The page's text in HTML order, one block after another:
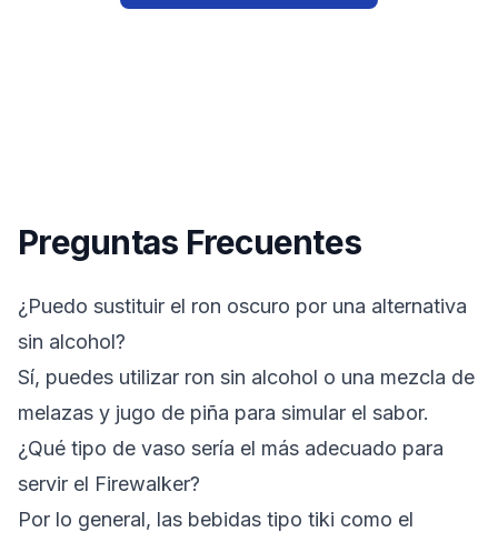
Preguntas Frecuentes
¿Puedo sustituir el ron oscuro por una alternativa
sin alcohol?
Sí, puedes utilizar ron sin alcohol o una mezcla de
melazas y jugo de piña para simular el sabor.
¿Qué tipo de vaso sería el más adecuado para
servir el Firewalker?
Por lo general, las bebidas tipo tiki como el